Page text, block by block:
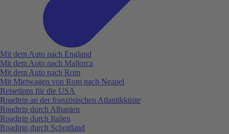
Mit dem Auto nach England
Mit dem Auto nach Mallorca
Mit dem Auto nach Rom
Mit Mietwagen von Rom nach Neapel
Reisetipps für die USA
Roadtrip an der französischen Atlantikküste
Roadtrip durch Albanien
Roadtrip durch Italien
Roadtrip durch Schottland